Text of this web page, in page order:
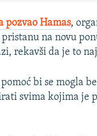
pozvao Hamas,
na novu
rekavši da je to
bi se mogla
svima kojima je